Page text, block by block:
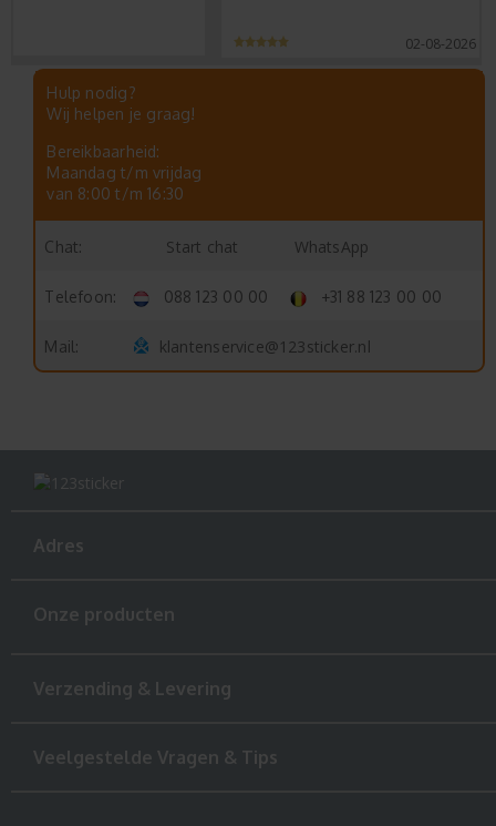
02-08-2026
Hulp nodig?
Wij helpen je graag!
Bereikbaarheid:
Maandag t/m vrijdag
van 8:00 t/m 16:30
Chat: Start chat WhatsApp
Telefoon: 088 123 00 00 +31 88 123 00 00
Mail: klantenservice@123sticker.nl
Adres
Onze producten
Verzending & Levering
Veelgestelde Vragen & Tips